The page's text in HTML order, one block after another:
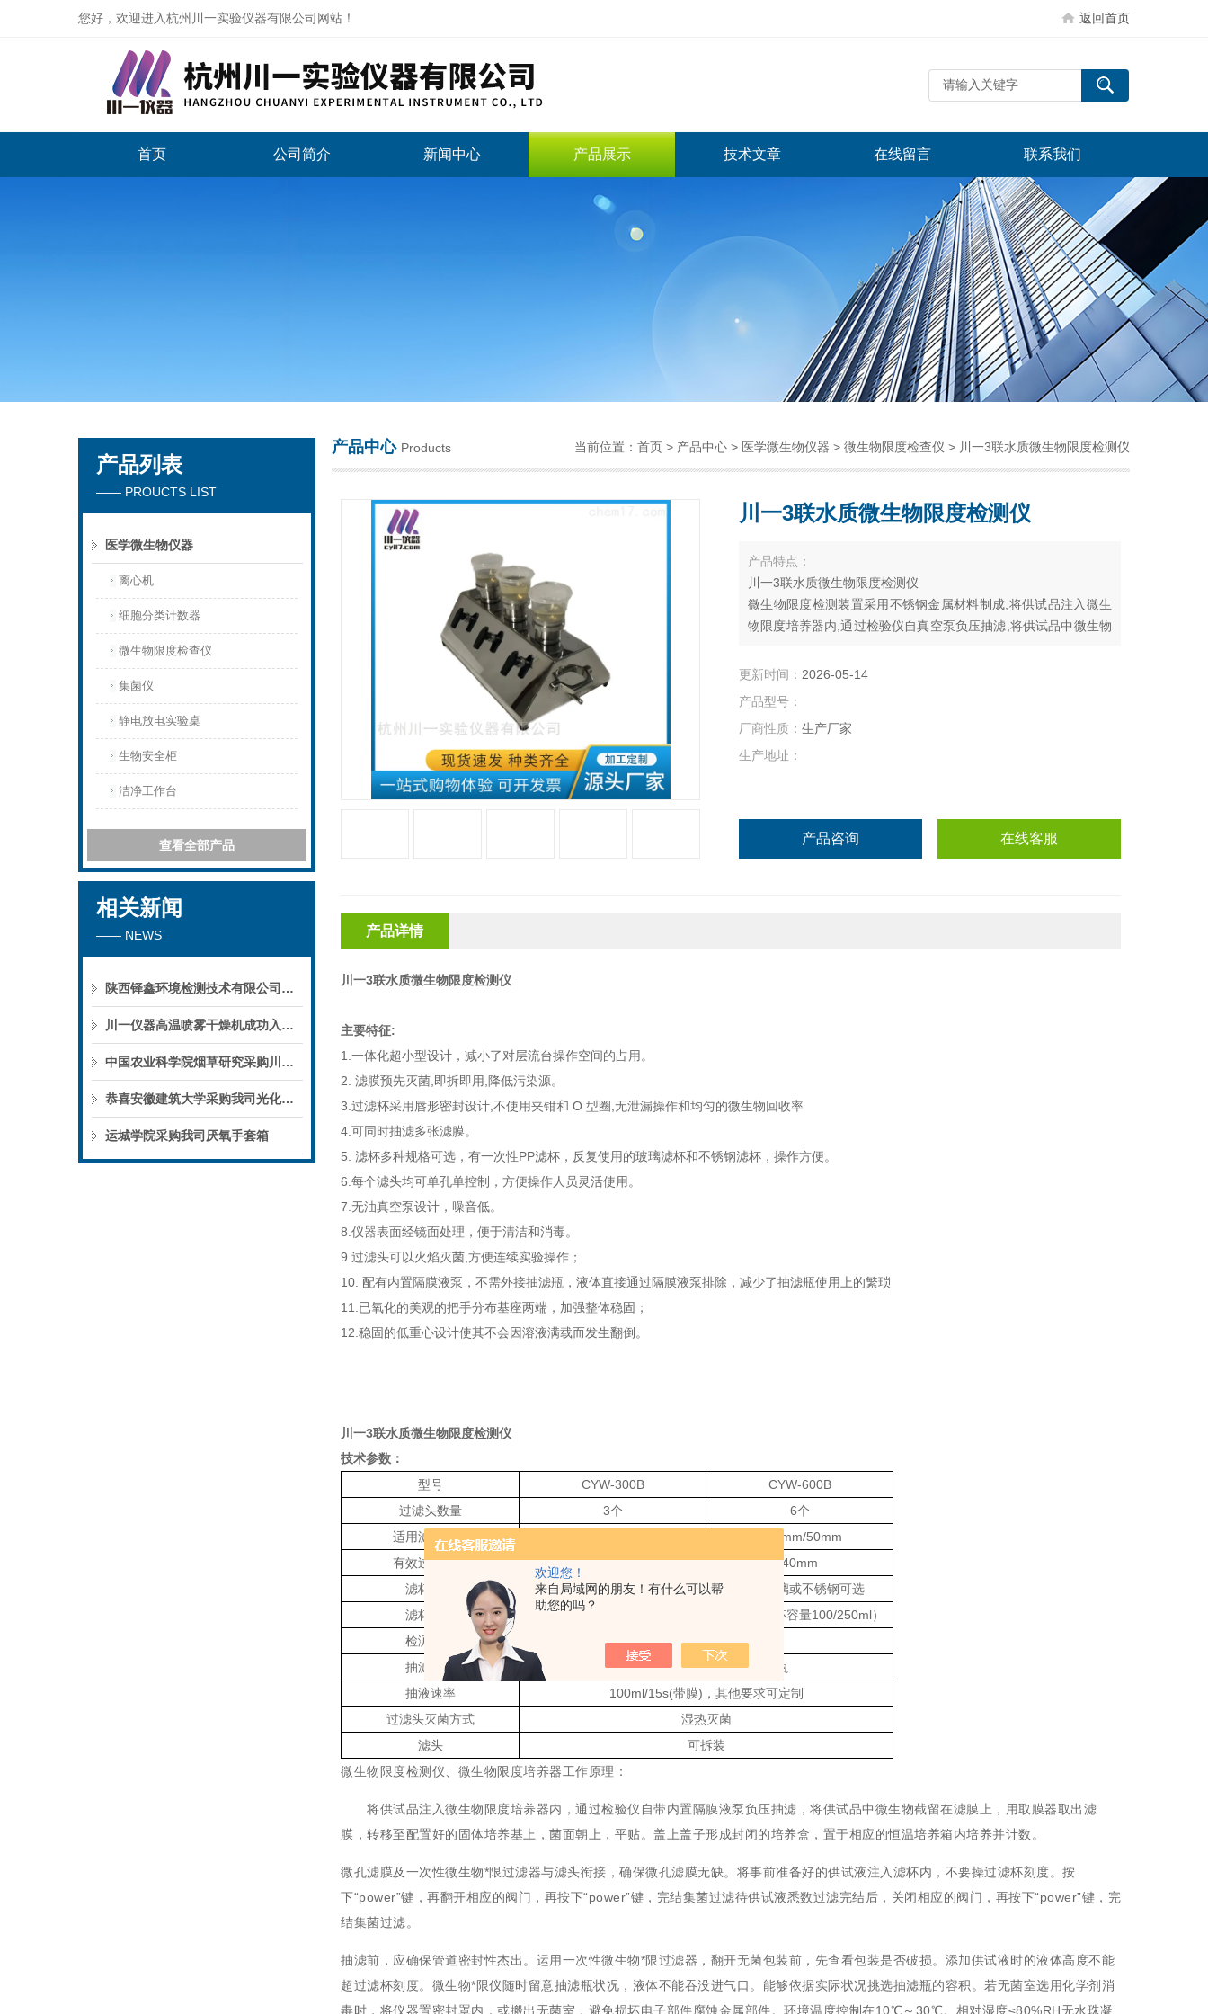
欢迎您！
来自局域网的朋友！有什么可以帮
助您的吗？
您好，欢迎进入杭州川一实验仪器有限公司网站！ 返回首页
杭州川一实验仪器有限公司
首页 公司简介 新闻中心 产品展示 技术文章 在线留言 联系我们
产品列表
—— PROUCTS LIST
医学微生物仪器
离心机
细胞分类计数器
微生物限度检查仪
集菌仪
静电放电实验桌
生物安全柜
洁净工作台
查看全部产品
相关新闻
—— NEWS
陕西铎鑫环境检测技术有限公司采购我司全自动液液萃取仪
川一仪器高温喷雾干燥机成功入驻鄱阳职业学院，助力职业教育实训平台升级
中国农业科学院烟草研究采购川一仪器喷雾干燥机
恭喜安徽建筑大学采购我司光化学反应仪
运城学院采购我司厌氧手套箱
产品中心 Products 当前位置： 首页 > 产品中心 > 医学微生物仪器 > 微生物限度检查仪 > 川一3联水质微生物限度检测仪
川一3联水质微生物限度检测仪
产品特点：
川一3联水质微生物限度检测仪
微生物限度检测装置采用不锈钢金属材料制成,将供试品注入微生
物限度培养器内,通过检验仪自真空泵负压抽滤,将供试品中微生物
面朝上,平贴.盖上盖子形成封闭的培养盒,置相应的恒温培养处内培
更新时间： 2026-05-14
产品型号：
厂商性质： 生产厂家
生产地址：
产品咨询 在线客服
产品详情
川一3联水质微生物限度检测仪
主要特征:
1.一体化超小型设计，减小了对层流台操作空间的占用。
2. 滤膜预先灭菌,即拆即用,降低污染源。
3.过滤杯采用唇形密封设计,不使用夹钳和 O 型圈,无泄漏操作和均匀的微生物回收率
4.可同时抽滤多张滤膜。
5. 滤杯多种规格可选，有一次性PP滤杯，反复使用的玻璃滤杯和不锈钢滤杯，操作方便。
6.每个滤头均可单孔单控制，方便操作人员灵活使用。
7.无油真空泵设计，噪音低。
8.仪器表面经镜面处理，便于清洁和消毒。
9.过滤头可以火焰灭菌,方便连续实验操作；
10. 配有内置隔膜液泵，不需外接抽滤瓶，液体直接通过隔膜液泵排除，减少了抽滤瓶使用上的繁琐
11.已氧化的美观的把手分布基座两端，加强整体稳固；
12.稳固的低重心设计使其不会因溶液满载而发生翻倒。
川一3联水质微生物限度检测仪
技术参数：
型号
CYW-300B CYW-600B
过滤头数量
3个
6个
适用滤膜直径
Φ47mm/50mm
有效过滤直径
40mm
40mm
滤杯配置
PP或玻璃或不锈钢可选
PP或玻璃或不锈钢可选
滤杯容量
150ML(不锈钢滤杯容量150ml、一次性PP滤杯容量100/250ml）
检测方法
薄膜过滤法
抽滤方式
隔膜泵负压抽滤，不需抽气瓶
抽液速率
100ml/15s(带膜) ， 其他要求可定制
过滤头灭菌方式
湿热灭菌
滤头
可拆装
微生物限度检测仪、微生物限度培养器工作原理：
将供试品注入微生物限度培养器内，通过检验仪自带内置隔膜液泵负压抽滤，将供试品中微生物截留在滤膜上，用取膜器取出滤
膜，转移至配置好的固体培养基上，菌面朝上，平贴。盖上盖子形成封闭的培养盒，置于相应的恒温培养箱内培养并计数。
微孔滤膜及一次性微生物*限过滤器与滤头衔接，确保微孔滤膜无缺。将事前准备好的供试液注入滤杯内，不要操过滤杯刻度。按
下“power”键，再翻开相应的阀门，再按下“power”键，完结集菌过滤待供试液悉数过滤完结后，关闭相应的阀门，再按下“power”键，完
结集菌过滤。
抽滤前，应确保管道密封性杰出。运用一次性微生物*限过滤器，翻开无菌包装前，先查看包装是否破损。添加供试液时的液体高度不能
超过滤杯刻度。微生物*限仪随时留意抽滤瓶状况，液体不能吞没进气口。能够依据实际状况挑选抽滤瓶的容积。若无菌室选用化学剂消
毒时，将仪器置密封罩内，或搬出无菌室，避免损坏电子部件腐蚀金属部件。环境温度控制在10℃～30℃。相对湿度≤80%RH无水珠凝